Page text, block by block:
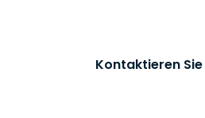
Kontaktieren